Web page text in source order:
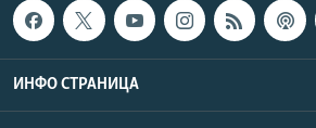
ИНФО СТРАНИЦА